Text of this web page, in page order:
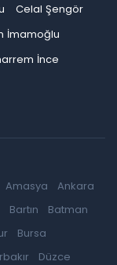
Celal Şengör
İmamoğlu
İnce
Amasya
Ankara
Bartın
Batman
Bursa
Düzce